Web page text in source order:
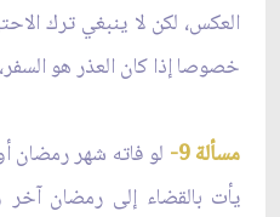
العكس، لكن لا ينبغي ترك
خصوصا إذا كان العذر هو
مسألة 9-
لو فاته شهر رمضان
يأت بالقضاء إلى رمضان